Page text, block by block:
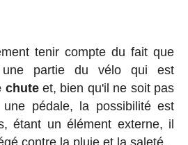
tenir compte du fait que
une partie du vélo qui est
chuteet, bien qu'il ne soit pas
pédale, la possibilité est
étant un élément externe, il